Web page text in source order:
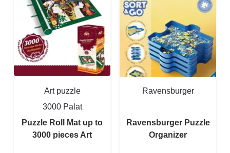
Art puzzle
3000 Palat
Puzzle Roll Mat up to
3000 pieces Art
Ravensburger
Ravensburger Puzzle
Organizer